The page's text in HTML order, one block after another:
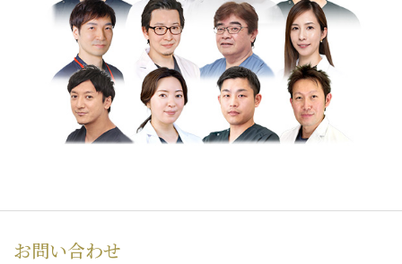
お問い合わせ